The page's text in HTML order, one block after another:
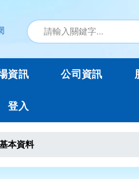
資訊 公司資訊
登入
本資料